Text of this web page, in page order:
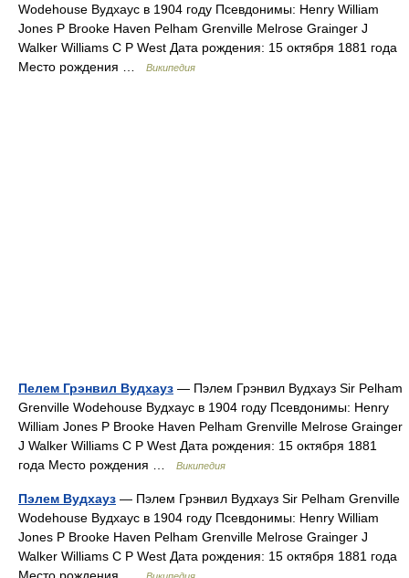
Wodehouse Вудхаус в 1904 году Псевдонимы: Henry William
Jones P Brooke Haven Pelham Grenville Melrose Grainger J
Walker Williams C P West Дата рождения: 15 октября 1881 года
Место рождения …
Википедия
Пелем Грэнвил Вудхауз — Пэлем Грэнвил Вудхауз Sir Pelham
Grenville Wodehouse Вудхаус в 1904 году Псевдонимы: Henry
William Jones P Brooke Haven Pelham Grenville Melrose Grainger
J Walker Williams C P West Дата рождения: 15 октября 1881
года Место рождения …
Википедия
Пэлем Вудхауз — Пэлем Грэнвил Вудхауз Sir Pelham Grenville
Wodehouse Вудхаус в 1904 году Псевдонимы: Henry William
Jones P Brooke Haven Pelham Grenville Melrose Grainger J
Walker Williams C P West Дата рождения: 15 октября 1881 года
Место рождения …